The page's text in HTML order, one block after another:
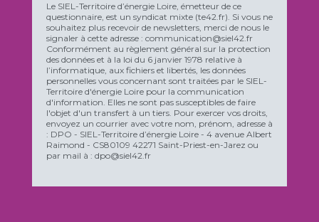
Le SIEL-Territoire d’énergie Loire, émetteur de ce
questionnaire, est un syndicat mixte (te42.fr). Si vous ne
souhaitez plus recevoir de newsletters, merci de nous le
signaler à cette adresse : communication@siel42.fr
Conformément au règlement général sur la protection
des données et à la loi du 6 janvier 1978 relative à
l’informatique, aux fichiers et libertés, les données
personnelles vous concernant sont traitées par le SIEL-
Territoire d'énergie Loire pour la communication
d'information. Elles ne sont pas susceptibles de faire
l'objet d'un transfert à un tiers. Pour exercer vos droits,
envoyez un courrier avec votre nom, prénom, adresse à
: DPO - SIEL-Territoire d’énergie Loire - 4 avenue Albert
Raimond - CS80109 42271 Saint-Priest-en-Jarez ou
par mail à : dpo@siel42.fr